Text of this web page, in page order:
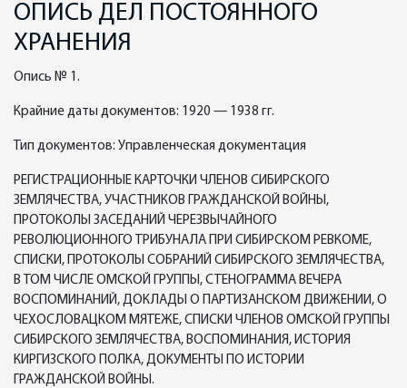
ОПИСЬ ДЕЛ ПОСТОЯННОГО
ХРАНЕНИЯ
Опись № 1.
Крайние даты документов: 1920 — 1938 гг.
Тип документов: Управленческая документация
РЕГИСТРАЦИОННЫЕ КАРТОЧКИ ЧЛЕНОВ СИБИРСКОГО
ЗЕМЛЯЧЕСТВА, УЧАСТНИКОВ ГРАЖДАНСКОЙ ВОЙНЫ,
ПРОТОКОЛЫ ЗАСЕДАНИЙ ЧЕРЕЗВЫЧАЙНОГО
РЕВОЛЮЦИОННОГО ТРИБУНАЛА ПРИ СИБИРСКОМ РЕВКОМЕ,
СПИСКИ, ПРОТОКОЛЫ СОБРАНИЙ СИБИРСКОГО ЗЕМЛЯЧЕСТВА,
В ТОМ ЧИСЛЕ ОМСКОЙ ГРУППЫ, СТЕНОГРАММА ВЕЧЕРА
ВОСПОМИНАНИЙ, ДОКЛАДЫ О ПАРТИЗАНСКОМ ДВИЖЕНИИ, О
ЧЕХОСЛОВАЦКОМ МЯТЕЖЕ, СПИСКИ ЧЛЕНОВ ОМСКОЙ ГРУППЫ
СИБИРСКОГО ЗЕМЛЯЧЕСТВА, ВОСПОМИНАНИЯ, ИСТОРИЯ
КИРГИЗСКОГО ПОЛКА, ДОКУМЕНТЫ ПО ИСТОРИИ
ГРАЖДАНСКОЙ ВОЙНЫ.